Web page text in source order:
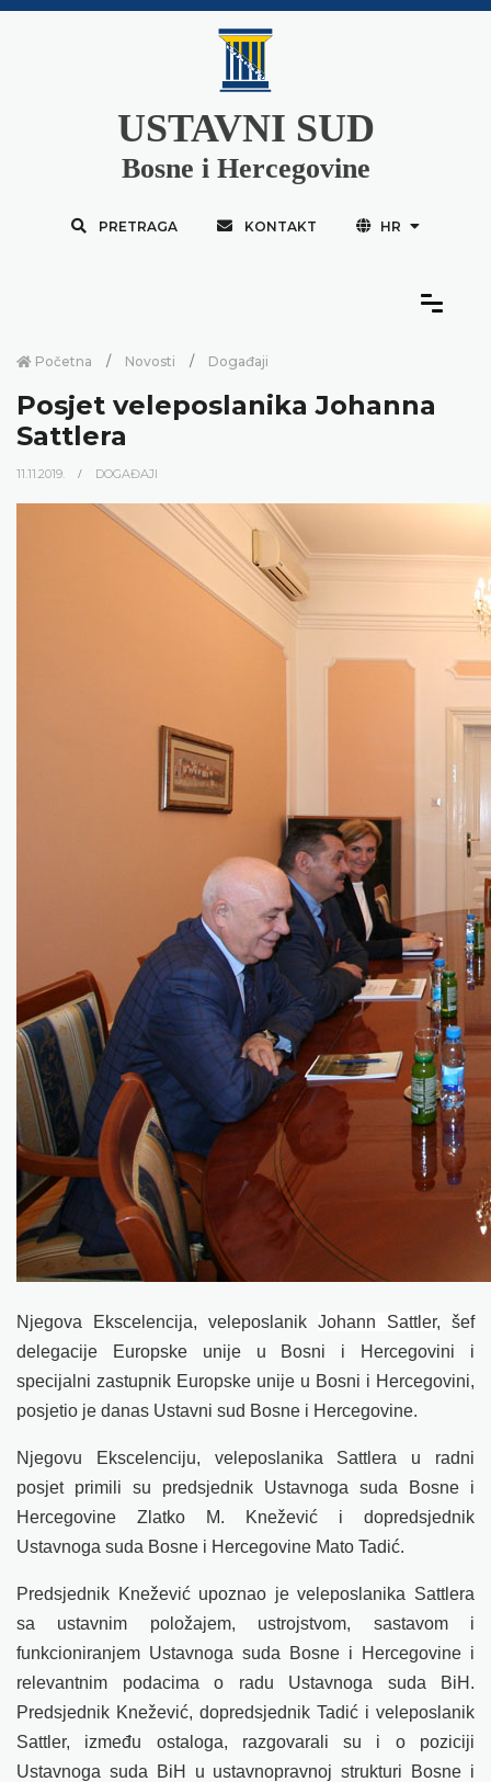
USTAVNI SUD
Bosne i Hercegovine
PRETRAGA KONTAKT HR
Početna Novosti Događaji
Posjet veleposlanika Johanna
Sattlera
11.11.2019. DOGAĐAJI
Njegova Ekscelencija, veleposlanik Johann Sattler, šef
delegacije Europske unije u Bosni i Hercegovini i
specijalni zastupnik Europske unije u Bosni i Hercegovini,
posjetio je danas Ustavni sud Bosne i Hercegovine.
Njegovu Ekscelenciju, veleposlanika Sattlera u radni
posjet primili su predsjednik Ustavnoga suda Bosne i
Hercegovine Zlatko M. Knežević i dopredsjednik
Ustavnoga suda Bosne i Hercegovine Mato Tadić.
Predsjednik Knežević upoznao je veleposlanika Sattlera
sa ustavnim položajem, ustrojstvom, sastavom i
funkcioniranjem Ustavnoga suda Bosne i Hercegovine i
relevantnim podacima o radu Ustavnoga suda BiH.
Predsjednik Knežević, dopredsjednik Tadić i veleposlanik
Sattler, između ostaloga, razgovarali su i o poziciji
Ustavnoga suda BiH u ustavnopravnoj strukturi Bosne i